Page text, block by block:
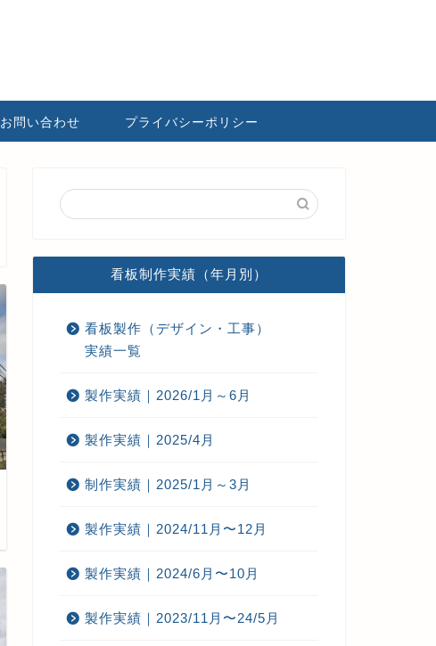
お問い合わせ プライバシーポリシー
看板制作実績（年月別）
看板製作（デザイン・工事）
実績一覧
製作実績｜2026/1月～6月
製作実績｜2025/4月
制作実績｜2025/1月～3月
製作実績｜2024/11月〜12月
製作実績｜2024/6月〜10月
製作実績｜2023/11月〜24/5月